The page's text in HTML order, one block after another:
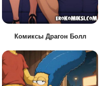
Комиксы Драгон Болл